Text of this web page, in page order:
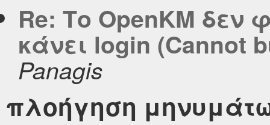
Re: Το OpenKM δεν
κάνει login (Cannot
Panagis
πλοήγηση